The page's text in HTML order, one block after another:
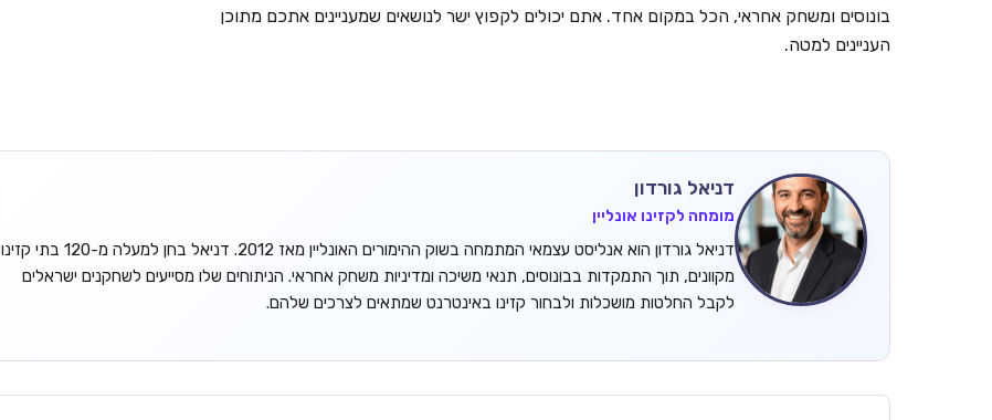
בונוסים ומשחק אחראי, הכל במקום אחד. אתם יכולים לקפוץ ישר לנושאים שמעניינים אתכם מתוכן
העניינים למטה.
דניאל גורדון
מומחה לקזינו אונליין
דניאל גורדון הוא אנליסט עצמאי המתמחה בשוק ההימורים האונליין מאז 2012. דניאל בחן למעלה מ-120 בתי קזינו
מקוונים, תוך התמקדות בבונוסים, תנאי משיכה ומדיניות משחק אחראי. הניתוחים שלו מסייעים לשחקנים ישראלים
לקבל החלטות מושכלות ולבחור קזינו באינטרנט שמתאים לצרכים שלהם.